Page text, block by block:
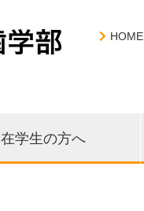
HOME
在学生の方へ